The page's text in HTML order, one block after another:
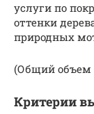
услуги по
оттенки
природных
(Общий объем
Критерии